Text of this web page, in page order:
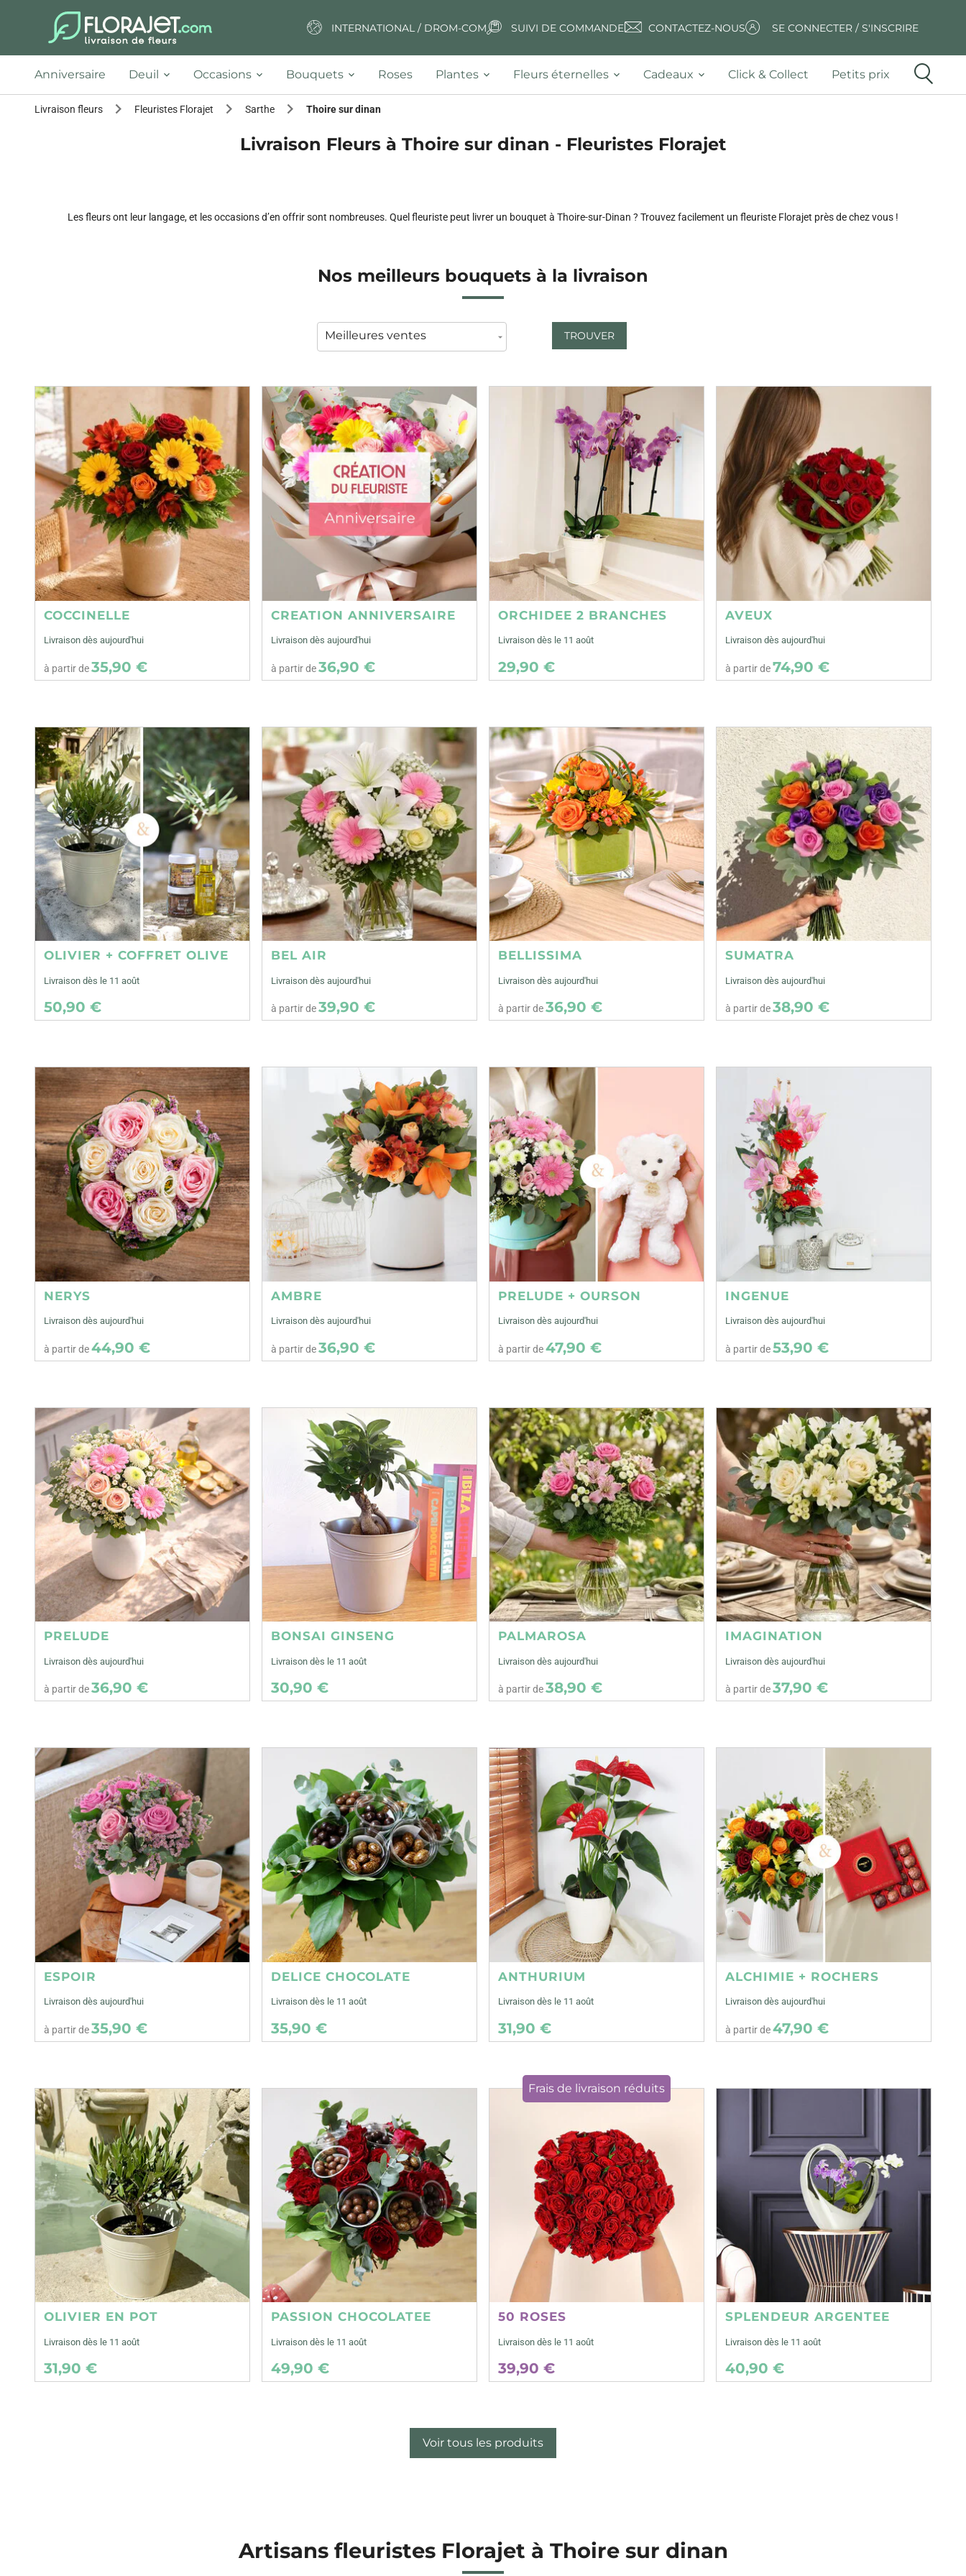
INTERNATIONAL / DROM-COM SUIVI DE COMMANDE CONTACTEZ-NOUS SE CONNECTER / S'INSCRIRE
Anniversaire Deuil Occasions Bouquets Roses Plantes Fleurs éternelles Cadeaux Click & Collect Petits prix
Livraison fleurs Fleuristes Florajet Sarthe Thoire sur dinan
Livraison Fleurs à Thoire sur dinan - Fleuristes Florajet
Les fleurs ont leur langage, et les occasions d’en offrir sont nombreuses. Quel fleuriste peut livrer un bouquet à Thoire-sur-Dinan ? Trouvez facilement un fleuriste Florajet près de chez vous !
Nos meilleurs bouquets à la livraison
TROUVER
COCCINELLE
Livraison dès aujourd'hui
à partir de35,90 €
CREATION ANNIVERSAIRE
Livraison dès aujourd'hui
à partir de36,90 €
ORCHIDEE 2 BRANCHES
Livraison dès le 11 août
29,90 €
AVEUX
Livraison dès aujourd'hui
à partir de74,90 €
OLIVIER + COFFRET OLIVE
Livraison dès le 11 août
50,90 €
BEL AIR
Livraison dès aujourd'hui
à partir de39,90 €
BELLISSIMA
Livraison dès aujourd'hui
à partir de36,90 €
SUMATRA
Livraison dès aujourd'hui
à partir de38,90 €
NERYS
Livraison dès aujourd'hui
à partir de44,90 €
AMBRE
Livraison dès aujourd'hui
à partir de36,90 €
PRELUDE + OURSON
Livraison dès aujourd'hui
à partir de47,90 €
INGENUE
Livraison dès aujourd'hui
à partir de53,90 €
PRELUDE
Livraison dès aujourd'hui
à partir de36,90 €
BONSAI GINSENG
Livraison dès le 11 août
30,90 €
PALMAROSA
Livraison dès aujourd'hui
à partir de38,90 €
IMAGINATION
Livraison dès aujourd'hui
à partir de37,90 €
ESPOIR
Livraison dès aujourd'hui
à partir de35,90 €
DELICE CHOCOLATE
Livraison dès le 11 août
35,90 €
ANTHURIUM
Livraison dès le 11 août
31,90 €
ALCHIMIE + ROCHERS
Livraison dès aujourd'hui
à partir de47,90 €
OLIVIER EN POT
Livraison dès le 11 août
31,90 €
PASSION CHOCOLATEE
Livraison dès le 11 août
49,90 €
Frais de livraison réduits
50 ROSES
Livraison dès le 11 août
39,90 €
SPLENDEUR ARGENTEE
Livraison dès le 11 août
40,90 €
Voir tous les produits
Artisans fleuristes Florajet à Thoire sur dinan